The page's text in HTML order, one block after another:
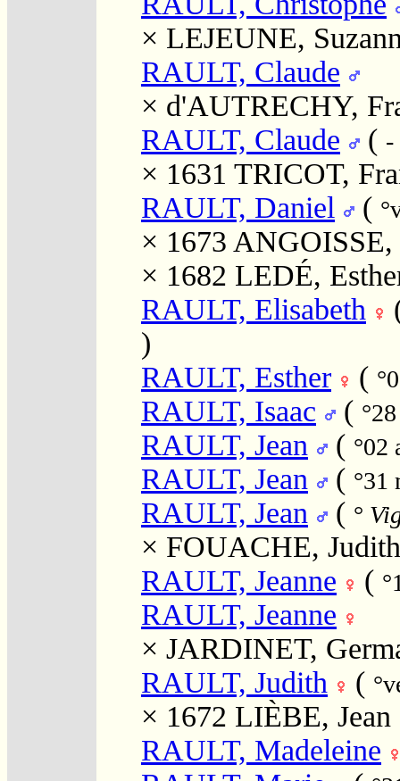
× LEJEUNE,
RAULT, Claude
× d'AUTRECHY,
RAULT, Claude
( -
× 1631 TRICOT,
RAULT, Daniel
(
× 1673 ANGOISSE,
× 1682 LEDÉ,
RAULT, Elisabeth
)
RAULT, Esther
(
RAULT, Isaac (
RAULT, Jean ( °02
RAULT, Jean ( °31
RAULT, Jean ( °
× FOUACHE, Judith
RAULT, Jeanne
(
RAULT, Jeanne
× JARDINET,
RAULT, Judith
(
× 1672 LIÈBE, Jean
RAULT, Madeleine